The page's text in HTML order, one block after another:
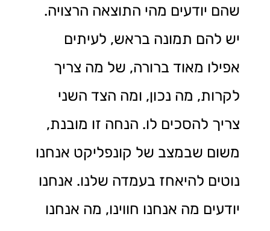
שהם יודעים מהי התוצאה הרצויה.
יש להם תמונה בראש, לעיתים
אפילו מאוד ברורה, של מה צריך
לקרות, מה נכון, ומה הצד השני
צריך להסכים לו. הנחה זו מובנת,
משום שבמצב של קונפליקט אנחנו
נוטים להיאחז בעמדה שלנו. אנחנו
יודעים מה אנחנו חווינו, מה אנחנו